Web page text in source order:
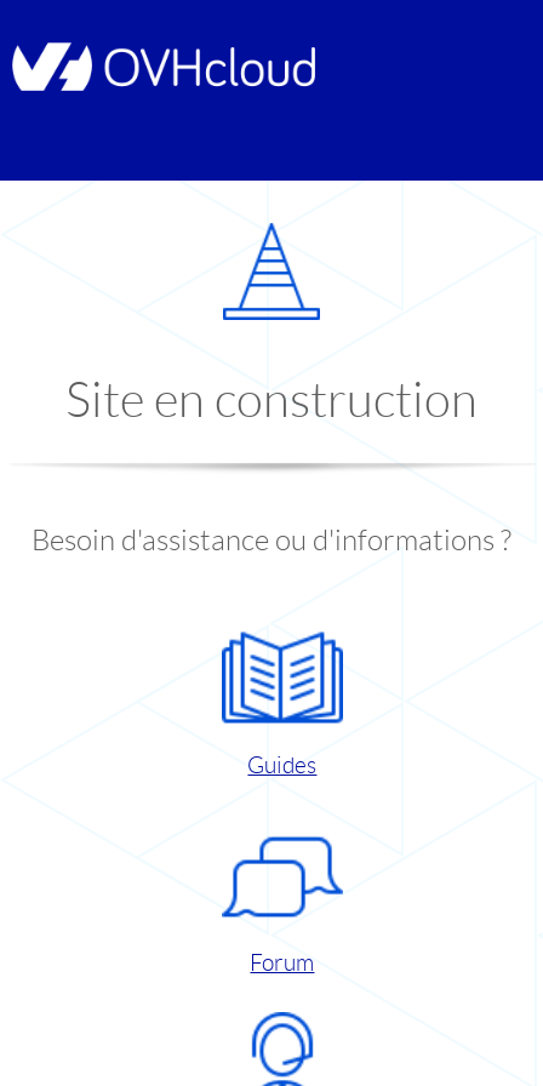
Site en construction
Besoin d'assistance ou d'informations ?
Guides
Forum